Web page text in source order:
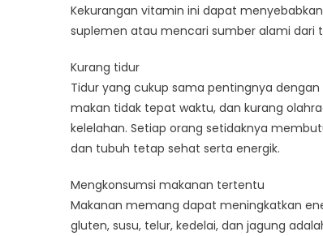
Kekurangan vitamin ini dapat
suplemen atau mencari sumber alami dari
Kurang tidur
Tidur yang cukup sama pentingnya
makan tidak tepat waktu, dan kurang
kelelahan. Setiap orang setidaknya
dan tubuh tetap sehat serta energik.
Mengkonsumsi makanan tertentu
Makanan memang dapat meningkatkan
gluten, susu, telur, kedelai, dan jagung